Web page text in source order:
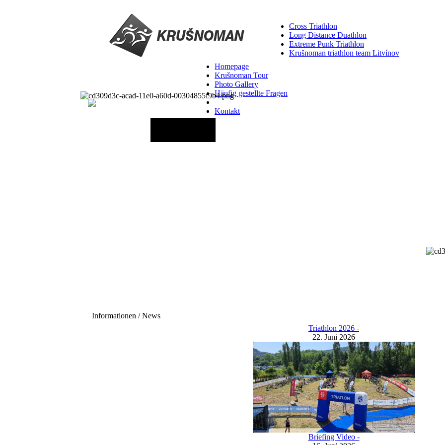
Cross Triathlon
Long Distance Duathlon
Extreme Punk Triathlon
Krušnoman triathlon team Litvínov
Homepage
Krušnoman Tour
Photo Gallery
Häufig gestellte Fragen
Kontakt
Informationen / News
Triathlon 2026 -
22. Juni 2026
Briefing Video -